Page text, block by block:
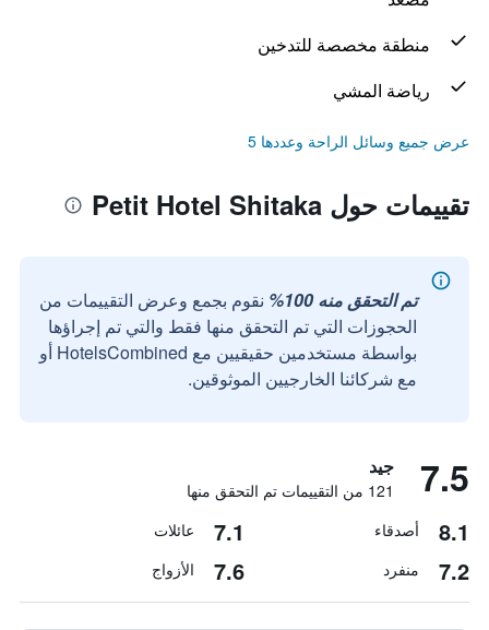
منطقة مخصصة للتدخين
رياضة المشي
عرض جميع وسائل الراحة وعددها 5
تقييمات حول Petit Hotel Shitaka
تم التحقق منه 100%
نقوم بجمع وعرض التقييمات من
الحجوزات التي تم التحقق منها فقط والتي تم إجراؤها
بواسطة مستخدمين حقيقيين مع HotelsCombined أو
مع شركائنا الخارجيين الموثوقين.
7.5 جيد
121 من التقييمات تم التحقق منها
8.1 أصدقاء 7.1 عائلات
7.2 منفرد 7.6 الأزواج